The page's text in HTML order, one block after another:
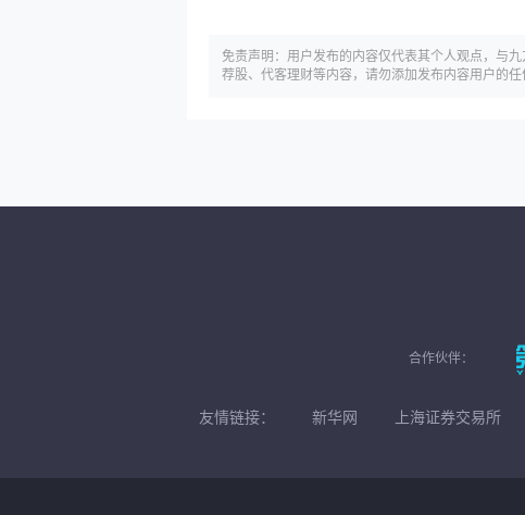
免责声明：用户发布的内容仅代表其个人观点，与
荐股、代客理财等内容，请勿添加发布内容用户的任
合作伙伴：
友情链接： 新华网 上海证券交易所